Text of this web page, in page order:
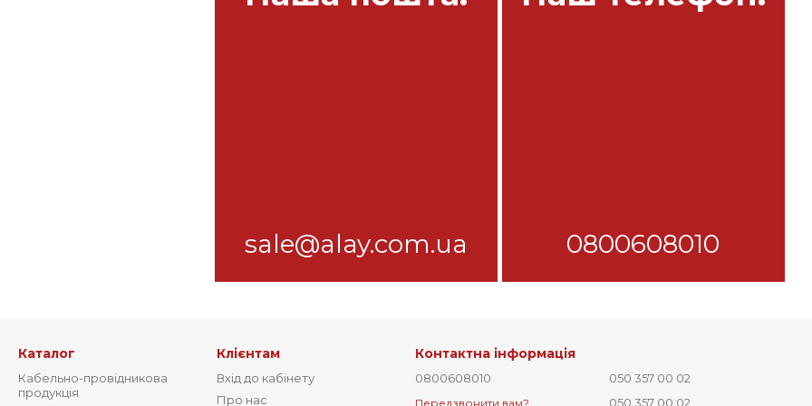
sale@alay.com.ua 0800608010
Каталог
Кабельно-провідникова
продукція
Клієнтам
Вхід до кабінету
Про нас
Контактна інформація
0800608010
Передзвонити вам?
050 357 00 02
050 357 00 02